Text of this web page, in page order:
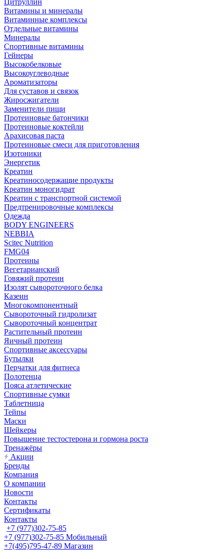
Цитруллин
Витамины и минералы
Витаминные комплексы
Отдельные витамины
Минералы
Спортивные витамины
Гейнеры
Высокобелковые
Высокоуглеводные
Ароматизаторы
Для суставов и связок
Жиросжигатели
Заменители пищи
Протеиновые батончики
Протеиновые коктейли
Арахисовая паста
Протеиновые смеси для приготовления
Изотоники
Энергетик
Креатин
Креатиносодержащие продукты
Креатин моногидрат
Креатин с транспортной системой
Предтренировочные комплексы
Одежда
BODY ENGINEERS
NEBBIA
Scitec Nutrition
FMG04
Протеины
Вегетарианский
Говяжий протеин
Изолят сывороточного белка
Казеин
Многокомпонентный
Сывороточный гидролизат
Сывороточный концентрат
Растительный протеин
Яичный протеин
Спортивные аксессуары
Бутылки
Перчатки для фитнеса
Полотенца
Пояса атлетические
Спортивные сумки
Таблетница
Тейпы
Маски
Шейкеры
Повышение тестостерона и гормона роста
Тренажёры
Акции
Бренды
Компания
О компании
Новости
Контакты
Сертификаты
Контакты
+7 (977)302-75-85
+7 (977)302-75-85 Мобильный
+7(495)795-47-89 Магазин